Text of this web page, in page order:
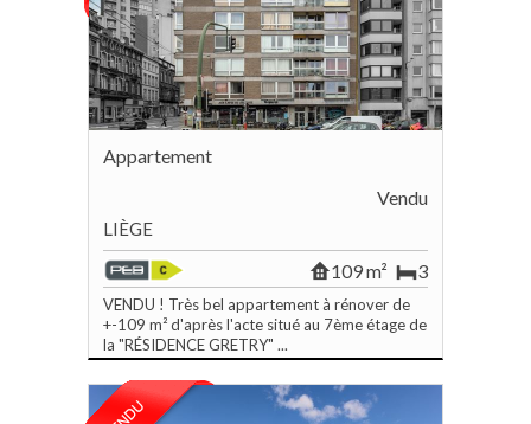
Appartement
Vendu
LIÈGE
3
109 m²
VENDU ! Très bel appartement à rénover de
+-109 m² d'après l'acte situé au 7ème étage de
la "RÉSIDENCE GRETRY" ...